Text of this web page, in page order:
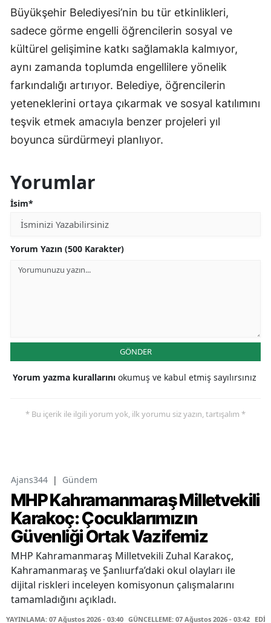
Büyükşehir Belediyesi’nin bu tür etkinlikleri,
sadece görme engelli öğrencilerin sosyal ve
kültürel gelişimine katkı sağlamakla kalmıyor,
aynı zamanda toplumda engellilere yönelik
farkındalığı artırıyor. Belediye, öğrencilerin
yeteneklerini ortaya çıkarmak ve sosyal katılımını
teşvik etmek amacıyla benzer projeleri yıl
boyunca sürdürmeyi planlıyor.
Yorumlar
İsim*
Yorum Yazın (500 Karakter)
GÖNDER
Yorum yazma kurallarını okumuş ve kabul etmiş sayılırsınız
* Bu içerik ile ilgili yorum yok, ilk yorumu siz yazın, tartışalım *
Ajans344 | Gündem
MHP Kahramanmaraş Milletvekili
Karakoç: Çocuklarımızın
Güvenliği Ortak Vazifemiz
MHP Kahramanmaraş Milletvekili Zuhal Karakoç,
Kahramanmaraş ve Şanlıurfa’daki okul olayları ile
dijital riskleri inceleyen komisyonun çalışmalarını
tamamladığını açıkladı.
YAYINLAMA: 07 Ağustos 2026 - 03:40 GÜNCELLEME: 07 Ağustos 2026 - 03:42